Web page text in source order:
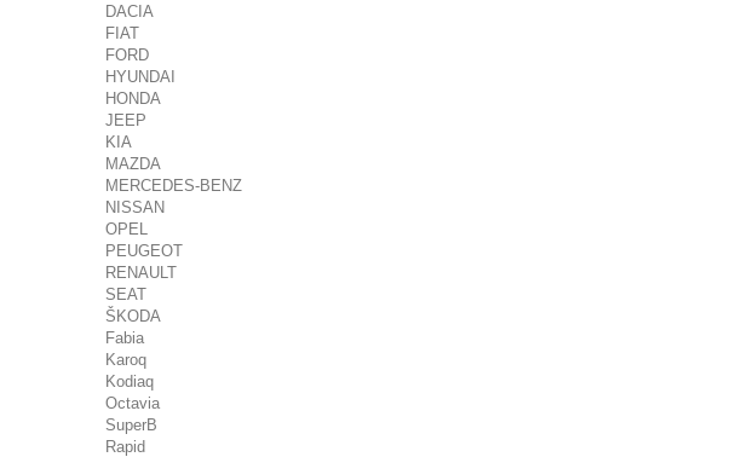
DACIA
FIAT
FORD
HYUNDAI
HONDA
JEEP
KIA
MAZDA
MERCEDES-BENZ
NISSAN
OPEL
PEUGEOT
RENAULT
SEAT
ŠKODA
Fabia
Karoq
Kodiaq
Octavia
SuperB
Rapid